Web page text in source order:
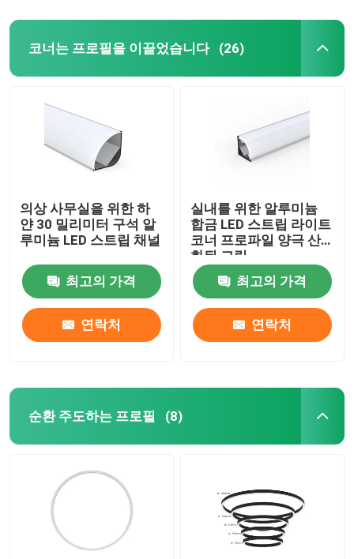
코너는 프로필을 이끌었습니다 (26)
의상 사무실을 위한 하
얀 30 밀리미터 구석 알
루미늄 LED 스트립 채널
최고의 가격
연락처
실내를 위한 알루미늄
합금 LED 스트립 라이트
코너 프로파일 양극 산
화된 그림
최고의 가격
연락처
순환 주도하는 프로필 (8)